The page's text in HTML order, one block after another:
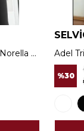
1 Beden İnce Gösteren Korseli Norella Tayt Adel
%30